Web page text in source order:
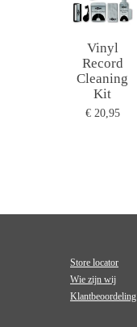
Vinyl
Record
Cleaning
Kit
€ 20,95
Store locator
Wie zijn wij
Klantbeoordeling